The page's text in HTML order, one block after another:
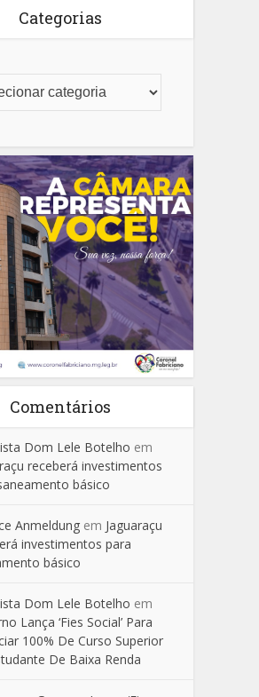
Categorias
Comentários
Dom Lele Botelho em
receberá investimentos
básico
Anmeldung em Jaguaraçu
investimentos para
básico
Dom Lele Botelho em
Lança ‘Fies Social’ Para
100% De Curso Superior
De Baixa Renda